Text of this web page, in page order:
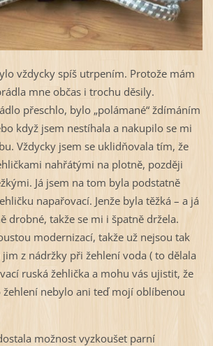
vždycky spíš utrpením. Protože mám
mne občas i trochu děsily.
přeschlo, bylo „polámané“ ždímáním
když jsem nestíhala a nakupilo se mi
Vždycky jsem se uklidňovala tím, že
nahřátými na plotně, později
Já jsem na tom byla podstatně
napařovací. Jenže byla těžká – a já
drobné, takže se mi i špatně držela.
modernizací, takže už nejsou tak
z nádržky při žehlení voda ( to dělala
ruská žehlička a mohu vás ujistit, že
žehlení nebylo ani teď mojí oblíbenou
možnost vyzkoušet parní